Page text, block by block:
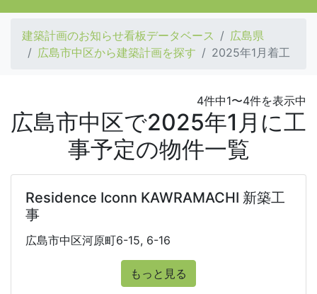
建築計画のお知らせ看板データベース
広島県
広島市中区から建築計画を探す
2025年1月着工
4件中1〜4件を表示中
広島市中区で2025年1月に工
事予定の物件一覧
Residence Iconn KAWRAMACHI 新築工
事
広島市中区河原町6-15, 6-16
もっと見る